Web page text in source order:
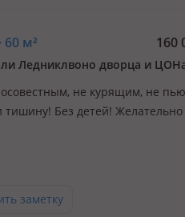
м² 160
Ледниклвоно дворца и
не курящим, не
Без детей!
заметку